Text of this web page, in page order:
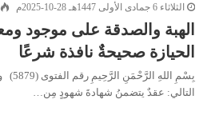
الثلاثاء 6 جمادى الأولى 1447هـ 28-10-2025م
الهبة والصدقة على موجود
الحيازة صحيحةٌ نافذة شرعًا
بِسْمِ
التالي: عقدٌ يتضمنُ شهادةَ شهودٍ مِن…